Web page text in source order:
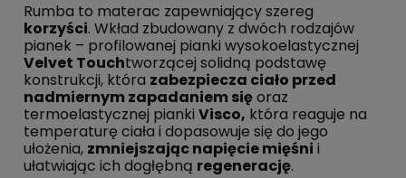
Rumba to materac zapewniający szereg
korzyści. Wkład zbudowany z dwóch rodzajów
pianek – profilowanej pianki wysokoelastycznej
Velvet Touchtworzącej solidną podstawę
konstrukcji, która zabezpiecza ciało przed
nadmiernym zapadaniem sięoraz
termoelastycznej pianki Visco, która reaguje na
temperaturę ciała i dopasowuje się do jego
ułożenia, zmniejszając napięcie mięśni i
ułatwiając ich dogłębną regenerację.